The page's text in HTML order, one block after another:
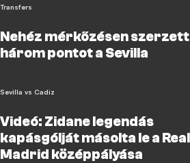
Transfers
Nehéz mérkőzésen szerzett
három pontot a Sevilla
Sevilla vs Cadiz
Videó: Zidane legendás
kapásgólját másolta le a Real
Madrid középpályása